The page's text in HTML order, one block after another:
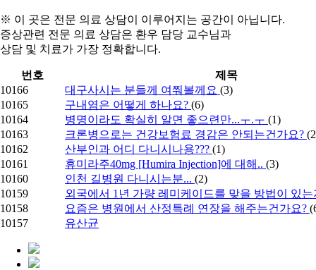
※ 이 곳은 전문 의료 상담이 이루어지는 공간이 아닙니다.
증상관련 전문 의료 상담은 환우 담당 교수님과
상담 및 치료가 가장 정확합니다.
번호 제목
10166
대구사시는 분들께 여쭤볼께요 (3)
10165
구내염은 어떻게 하나요? (6)
10164
병명이라도 확실히 알면 좋으련만...ㅜ.ㅜ (1)
10163
크론병으로는 건강보험료 경감은 안되는건가요?
10162
산부인과 어디 다니시나용??? (1)
10161
휴미라주40mg [Humira Injection]에 대해.. (3)
10160
인천 길병원 다니시는분... (2)
10159
외국에서 1년 가량 레미케이드를 맞을 방법이 있
10158
요즘은 병원에서 산정특례 연장을 해주는건가요?
10157
유산균